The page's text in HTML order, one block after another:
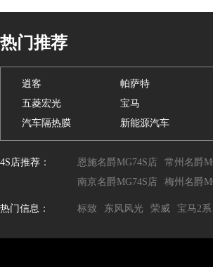
热门推荐
逍客 帕萨特
五菱宏光
宝马
汽车隔热膜
新能源汽车
4S店推荐： 恩施名爵MG74S店 常州名爵
南京名爵MG74S店
梅州名爵
热门信息： 标致 东风风光 荣威 宝马2系